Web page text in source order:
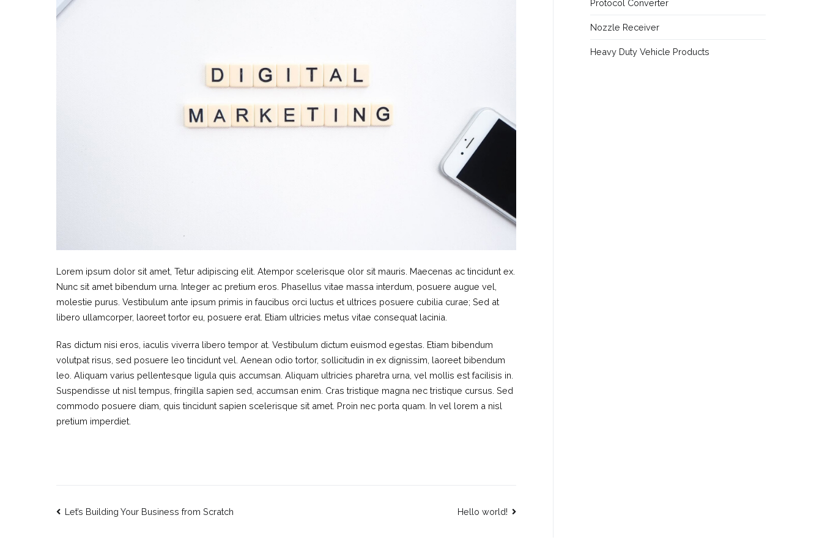
Lorem ipsum dolor sit amet, Tetur adipiscing elit. Atempor scelerisque olor sit mauris. Maecenas ac tincidunt ex.
Nunc sit amet bibendum urna. Integer ac pretium eros. Phasellus vitae massa interdum, posuere augue vel,
molestie purus. Vestibulum ante ipsum primis in faucibus orci luctus et ultrices posuere cubilia curae; Sed at
libero ullamcorper, laoreet tortor eu, posuere erat. Etiam ultricies metus vitae consequat lacinia.
Ras dictum nisi eros, iaculis viverra libero tempor at. Vestibulum dictum euismod egestas. Etiam bibendum
volutpat risus, sed posuere leo tincidunt vel. Aenean odio tortor, sollicitudin in ex dignissim, laoreet bibendum
leo. Aliquam varius pellentesque ligula quis accumsan. Aliquam ultricies pharetra urna, vel mollis est facilisis in.
Suspendisse ut nisl tempus, fringilla sapien sed, accumsan enim. Cras tristique magna nec tristique cursus. Sed
commodo posuere diam, quis tincidunt sapien scelerisque sit amet. Proin nec porta quam. In vel lorem a nisl
pretium imperdiet.
Post
Let’s Building Your Business from Scratch Hello world!
Protocol Converter
Nozzle Receiver
Heavy Duty Vehicle Products